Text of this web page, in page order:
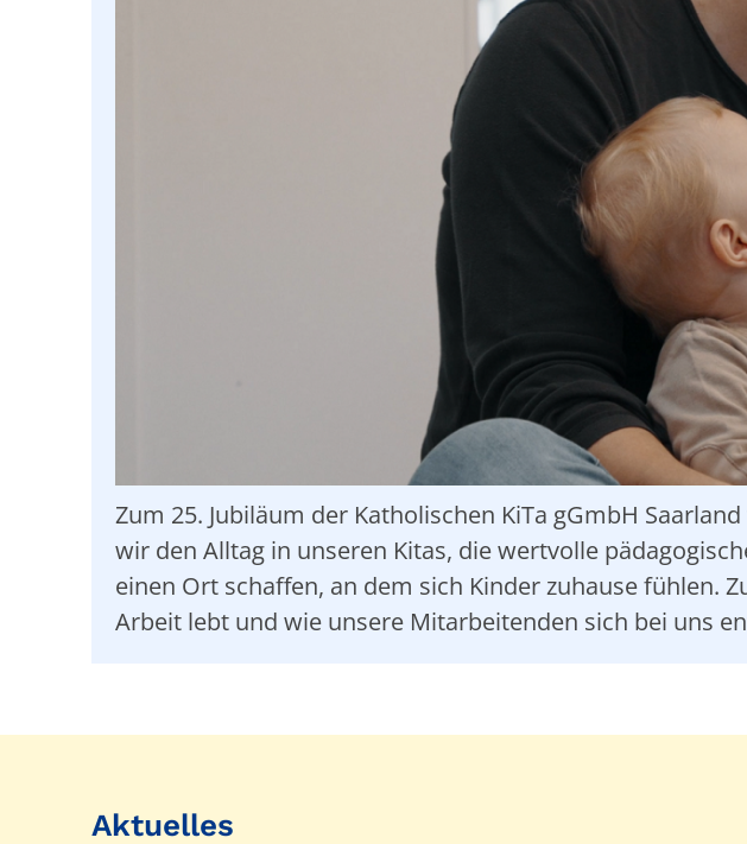
Zum 25. Jubiläum der Katholischen KiTa gGmbH
wir den Alltag in unseren Kitas, die wertvolle
einen Ort schaffen, an dem sich Kinder zuhause fühlen.
Arbeit lebt und wie unsere Mitarbeitenden sich bei uns
Aktuelles